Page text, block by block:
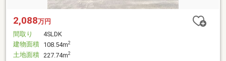
2,088万円
間取り
4SLDK
建物面積 108.54m2
土地面積 227.74m2